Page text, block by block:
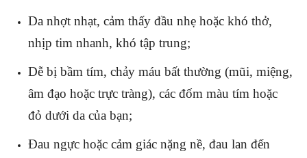
Da nhợt nhạt, cảm thấy đầu nhẹ hoặc khó thở,
nhịp tim nhanh, khó tập trung;
Dễ bị bầm tím, chảy máu bất thường (mũi, miệng,
âm đạo hoặc trực tràng), các đốm màu tím hoặc
đỏ dưới da của bạn;
Đau ngực hoặc cảm giác nặng nề, đau lan đến